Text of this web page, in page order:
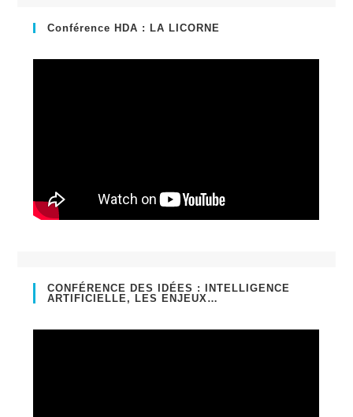
nouvel
Conférence HDA : LA LICORNE
CONFÉRENCE DES IDÉES : INTELLIGENCE
ARTIFICIELLE, LES ENJEUX…